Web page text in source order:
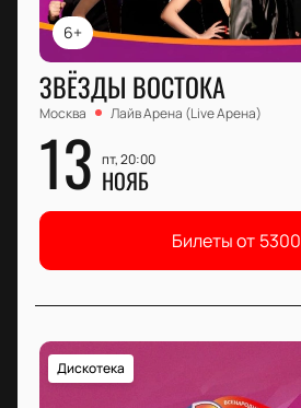
6+
ЗВЁЗДЫ ВОСТОКА
Москва Лайв Арена (Live Арена)
13 пт, 20:00
НОЯБ
Билеты от 5300
Дискотека